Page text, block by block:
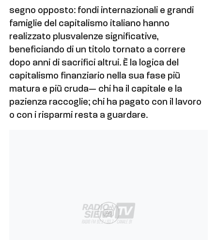
segno opposto: fondi internazionali e grandi
famiglie del capitalismo italiano hanno
realizzato plusvalenze significative,
beneficiando di un titolo tornato a correre
dopo anni di sacrifici altrui. È la logica del
capitalismo finanziario nella sua fase più
matura e più cruda— chi ha il capitale e la
pazienza raccoglie; chi ha pagato con il lavoro
o con i risparmi resta a guardare.
Ad